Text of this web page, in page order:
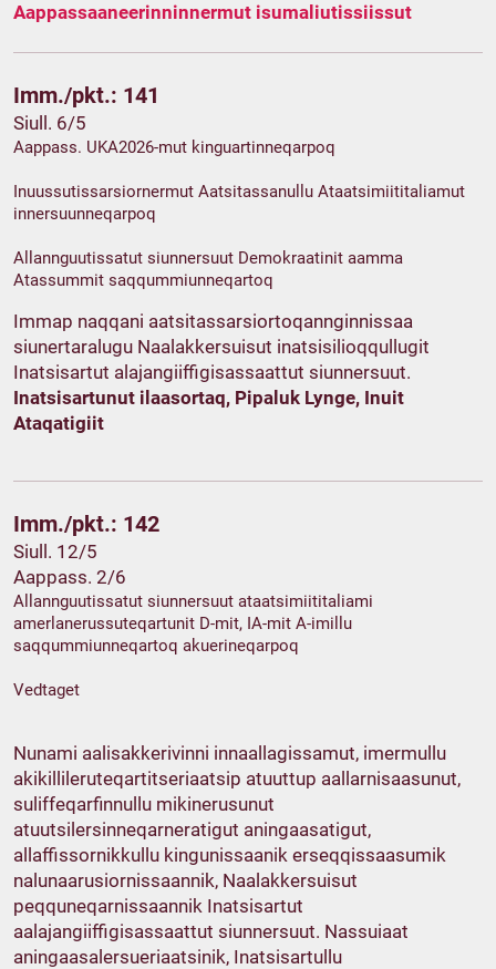
Aappassaaneerinninnermut isumaliutissiissut
Imm./pkt.: 141
Siull. 6/5
Aappass. UKA2026-mut kinguartinneqarpoq
Inuussutissarsiornermut Aatsitassanullu Ataatsimiititaliamut
innersuunneqarpoq
Allannguutissatut siunnersuut Demokraatinit aamma
Atassummit saqqummiunneqartoq
Immap naqqani aatsitassarsiortoqannginnissaa
siunertaralugu Naalakkersuisut inatsisilioqqullugit
Inatsisartut alajangiiffigisassaattut siunnersuut.
Inatsisartunut ilaasortaq, Pipaluk Lynge, Inuit
Ataqatigiit
Imm./pkt.: 142
Siull. 12/5
Aappass. 2/6
Allannguutissatut siunnersuut ataatsimiititaliami
amerlanerussuteqartunit D-mit, IA-mit A-imillu
saqqummiunneqartoq akuerineqarpoq
Vedtaget
Nunami aalisakkerivinni innaallagissamut, imermullu
akikillileruteqartitseriaatsip atuuttup aallarnisaasunut,
suliffeqarfinnullu mikinerusunut
atuutsilersinneqarneratigut aningaasatigut,
allaffissornikkullu kingunissaanik erseqqissaasumik
nalunaarusiornissaannik, Naalakkersuisut
peqquneqarnissaannik Inatsisartut
aalajangiiffigisassaattut siunnersuut. Nassuiaat
aningaasalersueriaatsinik, Inatsisartullu